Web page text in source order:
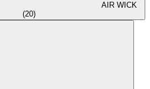
AIR WICK
(20)